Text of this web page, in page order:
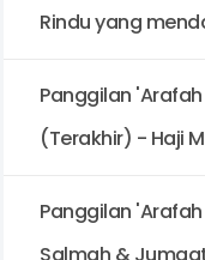
Rindu yang
Panggilan 'Arafah
(Terakhir) - Haji
Panggilan 'Arafah